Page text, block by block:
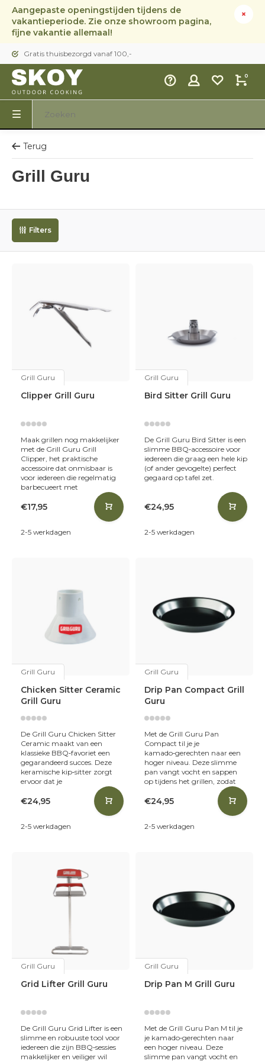
Aangepaste openingstijden tijdens de
vakantieperiode. Zie onze showroom pagina,
fijne vakantie allemaal!
Gratis thuisbezorgd vanaf 100,-
0
Terug
Grill Guru
Filters
Grill Guru
Clipper Grill Guru
Maak grillen nog makkelijker
met de Grill Guru Grill
Clipper, het praktische
accessoire dat onmisbaar is
voor iedereen die regelmatig
barbecueert met
€17,95
2-5 werkdagen
Grill Guru
Bird Sitter Grill Guru
De Grill Guru Bird Sitter is een
slimme BBQ‑accessoire voor
iedereen die graag een hele kip
(of ander gevogelte) perfect
gegaard op tafel zet.
€24,95
2-5 werkdagen
Grill Guru
Chicken Sitter Ceramic
Grill Guru
De Grill Guru Chicken Sitter
Ceramic maakt van een
klassieke BBQ‑favoriet een
gegarandeerd succes. Deze
keramische kip‑sitter zorgt
ervoor dat je
€24,95
2-5 werkdagen
Grill Guru
Drip Pan Compact Grill
Guru
Met de Grill Guru Pan
Compact til je je
kamado‑gerechten naar een
hoger niveau. Deze slimme
pan vangt vocht en sappen
op tijdens het grillen, zodat
€24,95
2-5 werkdagen
Grill Guru
Grid Lifter Grill Guru
De Grill Guru Grid Lifter is een
slimme en robuuste tool voor
iedereen die zijn BBQ‑sessies
makkelijker en veiliger wil
Grill Guru
Drip Pan M Grill Guru
Met de Grill Guru Pan M til je
je kamado‑gerechten naar
een hoger niveau. Deze
slimme pan vangt vocht en